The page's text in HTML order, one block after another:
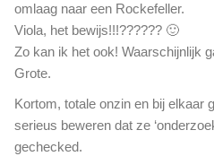
omlaag naar een Rockefeller.
Viola, het bewijs!!!?????? 🙂
Zo kan ik het ook! Waarschijnlijk
Grote.
Kortom, totale onzin en bij elkaar
serieus beweren dat ze
gechecked.